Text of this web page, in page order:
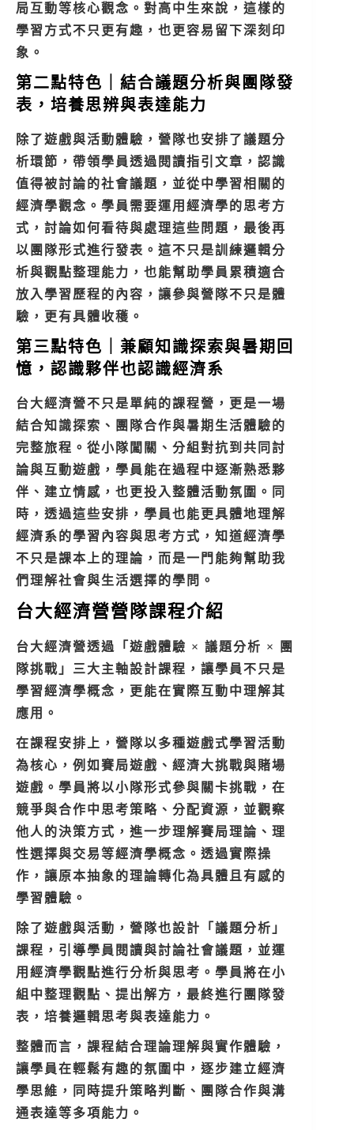
局互動等核心觀念。對高中生來說，這樣的
學習方式不只更有趣，也更容易留下深刻印
象。
第二點特色｜結合議題分析與團隊發
表，培養思辨與表達能力
除了遊戲與活動體驗，營隊也安排了議題分
析環節，帶領學員透過閱讀指引文章，認識
值得被討論的社會議題，並從中學習相關的
經濟學觀念。學員需要運用經濟學的思考方
式，討論如何看待與處理這些問題，最後再
以團隊形式進行發表。這不只是訓練邏輯分
析與觀點整理能力，也能幫助學員累積適合
放入學習歷程的內容，讓參與營隊不只是體
驗，更有具體收穫。
第三點特色｜兼顧知識探索與暑期回
憶，認識夥伴也認識經濟系
台大經濟營不只是單純的課程營，更是一場
結合知識探索、團隊合作與暑期生活體驗的
完整旅程。從小隊闖關、分組對抗到共同討
論與互動遊戲，學員能在過程中逐漸熟悉夥
伴、建立情感，也更投入整體活動氛圍。同
時，透過這些安排，學員也能更具體地理解
經濟系的學習內容與思考方式，知道經濟學
不只是課本上的理論，而是一門能夠幫助我
們理解社會與生活選擇的學問。
台大經濟營營隊課程介紹
台大經濟營透過「遊戲體驗 × 議題分析 × 團
隊挑戰」三大主軸設計課程，讓學員不只是
學習經濟學概念，更能在實際互動中理解其
應用。
在課程安排上，營隊以多種遊戲式學習活動
為核心，例如賽局遊戲、經濟大挑戰與賭場
遊戲。學員將以小隊形式參與關卡挑戰，在
競爭與合作中思考策略、分配資源，並觀察
他人的決策方式，進一步理解賽局理論、理
性選擇與交易等經濟學概念。透過實際操
作，讓原本抽象的理論轉化為具體且有感的
學習體驗。
除了遊戲與活動，營隊也設計「議題分析」
課程，引導學員閱讀與討論社會議題，並運
用經濟學觀點進行分析與思考。學員將在小
組中整理觀點、提出解方，最終進行團隊發
表，培養邏輯思考與表達能力。
整體而言，課程結合理論理解與實作體驗，
讓學員在輕鬆有趣的氛圍中，逐步建立經濟
學思維，同時提升策略判斷、團隊合作與溝
通表達等多項能力。